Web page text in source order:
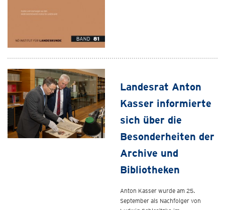
Landesrat Anton
Kasser informierte
sich über die
Besonderheiten der
Archive und
Bibliotheken
Anton Kasser wurde am 25.
September als Nachfolger von